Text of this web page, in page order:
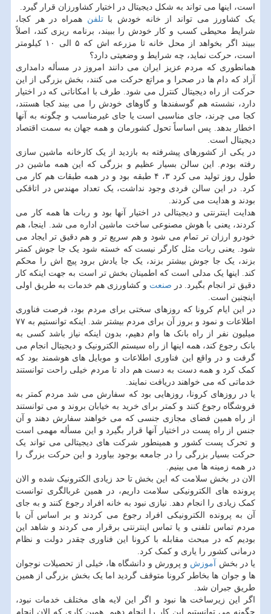
است، اینها می تواند به شکل دیجیتال در اختیار کشاورزان قرار گیرد.
یک کشاورز می تواند از خانه خودش باتلفن همراه در هر کجا،
شرایط محیطی کسب و کار خودش را ببیند، برنامه ریزی کند، اصلاً
ببیند اگر بخواهد از محل خانه تا مزرعه اش که ۵ الی ۱۰ کیلومتر
است، حرکت نماید، چه شرایط و وضعیتی دارد؟
همانطوری که مردم عزیز ایران می دانند امروز در مسأله دامداری
آزاد که دام ها در صحرا و مراتع حرکت می کنند، بخش بزرگی از این
حرکت از راه دیجیتال کنترل می شود. طرف با امکاناتی که در اختیار
دارد، نشسته هم گوسفندها و گاوهای خودش را می بیند کجا هستند،
کجا می چرند، جای مناسبی است یا جای غیرمناسب و چگونه به آنها
اخطار بدهد. پس اساساً تحول کشورمان و همه جهان به سمت اقتصاد
دیجیتال است.
در یکی از کشورهای پیشرفته به بازدید از یک کارخانه ماشین سازی
رفته بودم. این سالن بسیار عظیم و بزرگی که این همه ماشین در
طول روز تولید می کرد ۳، ۴ طبقه بود و در همه طبقات هم کار می
کرد. در این سالن فردی وجود نداشت، یک تعداد مهندس در اتاقکی
بودند و هدایت می کردند.
هدایت اینترنتی و دیجیتالی در اختیار آنها بود و ربات ها همه کار می
کردند، یعنی با هوش مصنوعی ساخت ماشین اداره می شد. اینجا، هم
خودرو ارزان تر تمام می شود و هم سریع تر و هم دقیق تر ایجاد می
شود. یعنی ربات مثل کارگر نیست که خسته شود یک جا جوش کمتر
بزند، یک جا جوش بیشتر بزند، یک جا یادش برود پیچ اش را محکم
کند. اینها یک مدلی است که اطمینان بخش تر است به جهت اینکه کار
دقیق تر انجام بگیرد. در صنعت و کشاورزی هم خدمات به طریق اولی
اینچنین است.
در این ایام کرونا که روزهای سختی برای مردم بود، فرصت فناوری
اطلاعات و نمود و بروز آن برای مردم بیشتر شد. اینکه توانستیم به ۷۷
میلیون نفر از راه بانک ها وام دهیم، بدون اینکه نیاز باشد کسی به
بانک رجوع کند، همه اینها از راه سیستم الکترونیک و دیجیتال انجام می
گرفت و در واقع این فناوری اطلاعات و موبایل های هوشمند بود که
کمک کرد و همه دست به دست هم داد تا مردم خیلی راحت توانستند
خدماتی که می خواهند دریافت نمایند.
یا در روزهای کرونا، روزهایی بود که سفارش می شد مردم کمتر به
فروشگاه رجوع کنند و کمتر برای خرید به خیابان بروند و می توانستند
از راه همین فضای مجازی جنسی که می خواهند سفارش دهند و آن
جنس از راه پست در اختیار آنها قرار بگیرد و این مسأله مهمی است
و تحرک پست کشور و همینطور شرکت های دیجیتالی می تواند یک
حرکت بسیار بزرگی را در جامعه بوجود بیاورد و این حرکت بزرگ را
در همه زمینه ها می بینیم.
الان در بخش سلامت که این بخش تا حد زیادی الکترونیک شده و الان
پرونده های الکترونیکی سلامت داریم، در همین غربالگری توانست
کمک زیادی را انجام دهد. نیازی نبود به خانه افراد رجوع کنند و به جای
آن به پرونده الکترونیکی افراد رجوع می کردند و بر اساس آن با
مردم تماس تلفنی و یا تماس اینترنتی برقرار می کردند و شاهد این
بودیم که در مبحث مقابله با کرونا این فناوری چقدر دولت و نظام
درمانی کشور را یاری و کمک کرد.
یا در بخش آموزش و پرورش و دانشگاه ها، خیلی از تحصیلات نوجوان
ها و جوان ها بخاطر کرونا متوقف گردید اما یک بخش بزرگی از همین
طریق جبران شد.
اگر این زیرساخت ها نبود و اگر این لایه های مختلف خدمات نبود،
چگونه می توانستیم این کار را انجام دهیم. همین کاری که الان انجام